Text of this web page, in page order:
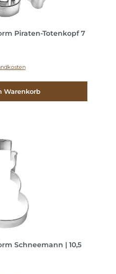
Piraten-Totenkopf 7
Warenkorb
Schneemann | 10,5